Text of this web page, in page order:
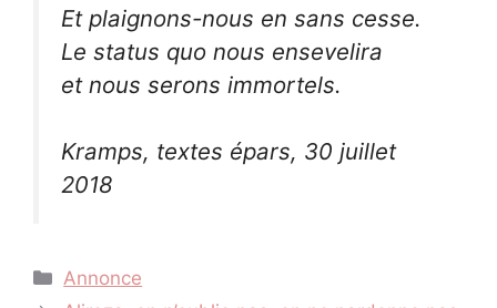
Et plaignons-nous en sans cesse.
Le status quo nous ensevelira
et nous serons immortels.
Kramps, textes épars, 30 juillet
2018
Catégories
Annonce